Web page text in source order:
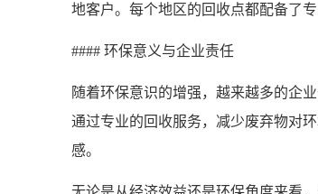
地客户。每个地区的回收点都配备了
#### 环保意义与企业责任
随着环保意识的增强，越来越多的企
通过专业的回收服务，减少废弃物对
感。